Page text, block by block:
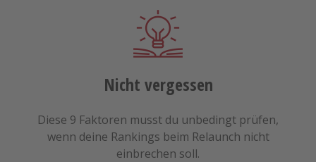
Nicht vergessen
Diese 9 Faktoren musst du unbedingt prüfen,
wenn deine Rankings beim Relaunch nicht
einbrechen soll.